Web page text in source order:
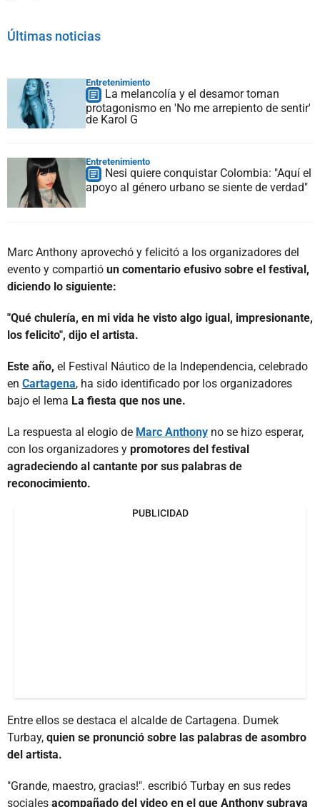
Últimas noticias
Entretenimiento
La melancolía y el desamor toman
protagonismo en 'No me arrepiento de sentir'
de Karol G
Entretenimiento
Nesi quiere conquistar Colombia: "Aquí el
apoyo al género urbano se siente de verdad"
Marc Anthony aprovechó y felicitó a los organizadores del
evento y compartió un comentario efusivo sobre el festival,
diciendo lo siguiente:
"Qué chulería, en mi vida he visto algo igual, impresionante,
los felicito", dijo el artista.
Este año, el Festival Náutico de la Independencia, celebrado
en Cartagena, ha sido identificado por los organizadores
bajo el lema La fiesta que nos une.
La respuesta al elogio de Marc Anthony no se hizo esperar,
con los organizadores y promotores del festival
agradeciendo al cantante por sus palabras de
reconocimiento.
PUBLICIDAD
Entre ellos se destaca el alcalde de Cartagena. Dumek
Turbay, quien se pronunció sobre las palabras de asombro
del artista.
"Grande, maestro, gracias!". escribió Turbay en sus redes
sociales acompañado del video en el que Anthony subraya